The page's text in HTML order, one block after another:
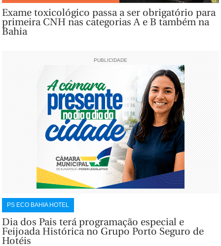
Exame toxicológico passa a ser obrigatório para
primeira CNH nas categorias A e B também na
Bahia
PUBLICIDADE
PS ECO BAHIA HOTEL
Dia dos Pais terá programação especial e
Feijoada Histórica no Grupo Porto Seguro de
Hotéis